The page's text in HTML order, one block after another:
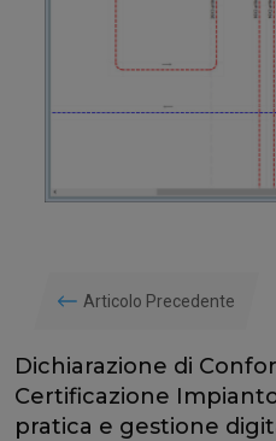
Articolo Precedente
Dichiarazione di
Certificazione
pratica e gestione